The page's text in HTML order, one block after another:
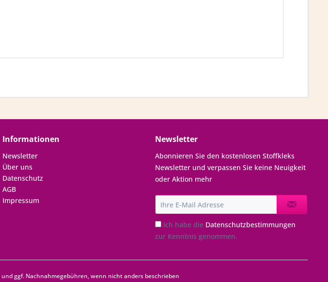
Informationen
Newsletter
Über uns
Datenschutz
AGB
Impressum
Newsletter
Abonnieren Sie den kostenlosen Stoffkleks
Newsletter und verpassen Sie keine Neuigkeit
oder Aktion mehr
Ich habe die Datenschutzbestimmungen
zur Kenntnis genommen.
und ggf. Nachnahmegebühren, wenn nicht anders beschrieben